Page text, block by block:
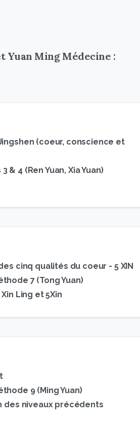
Yuan Ming Médecine :
(coeur, conscience et
& 4 (Ren Yuan, Xia Yuan)
cinq qualités du coeur - 5 XIN
7 (Tong Yuan)
Ling et 5Xin
9 (Ming Yuan)
des niveaux précédents